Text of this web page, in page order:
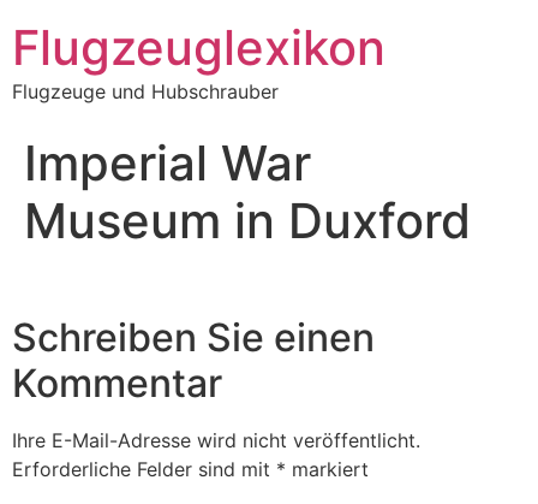
Inhalt
springen
Flugzeuglexikon
Flugzeuge und Hubschrauber
Imperial War
Museum in Duxford
Schreiben Sie einen
Kommentar
Ihre E-Mail-Adresse wird nicht veröffentlicht.
Erforderliche Felder sind mit * markiert